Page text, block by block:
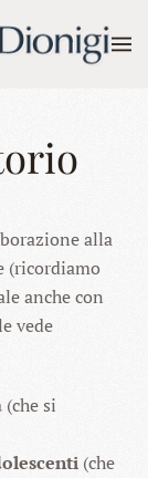
alla
(ricordiamo
anche con
vede
(che si
(che